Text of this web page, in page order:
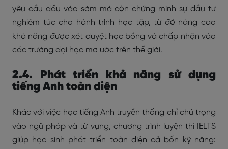
yêu cầu đầu vào sớm mà còn chứng minh sự đầu tư
nghiêm túc cho hành trình học tập, từ đó nâng cao
khả năng được xét duyệt học bổng và chấp nhận vào
các trường đại học mơ ước trên thế giới.
2.4. Phát triển khả năng sử dụng
tiếng Anh toàn diện
Khác với việc học tiếng Anh truyền thống chỉ chú trọng
vào ngữ pháp và từ vựng, chương trình luyện thi IELTS
giúp học sinh phát triển toàn diện cả bốn kỹ năng: